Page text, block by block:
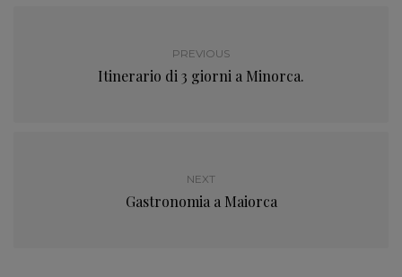
PREVIOUS
Itinerario di 3 giorni a Minorca.
NEXT
Gastronomia a Maiorca